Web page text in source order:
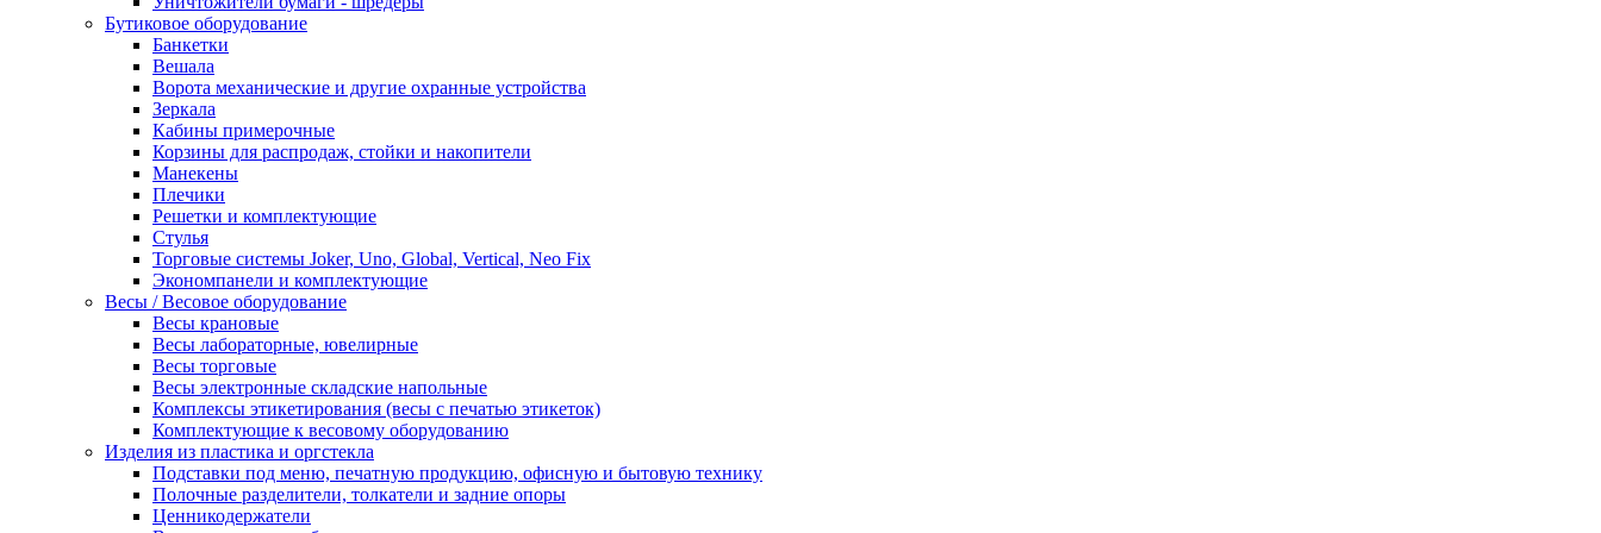
Бутиковое оборудование
Банкетки
Вешала
Ворота механические и другие охранные устройства
Зеркала
Кабины примерочные
Корзины для распродаж, стойки и накопители
Манекены
Плечики
Решетки и комплектующие
Стулья
Торговые системы Joker, Uno, Global, Vertical, Neo Fix
Экономпанели и комплектующие
Весы / Весовое оборудование
Весы крановые
Весы лабораторные, ювелирные
Весы торговые
Весы электронные складские напольные
Комплексы этикетирования (весы с печатью этикеток)
Комплектующие к весовому оборудованию
Изделия из пластика и оргстекла
Подставки под меню, печатную продукцию, офисную и бытовую технику
Полочные разделители, толкатели и задние опоры
Ценникодержатели